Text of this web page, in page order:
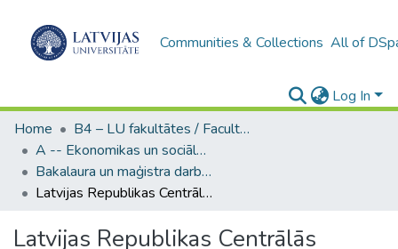
Communities & Collections All of
Log In
Home
B4 – LU fakultātes / Faculties of the UL
A -- Ekonomikas un sociālo zinātņu fakultāte / Faculty of Economics and Social Sciences
Bakalaura un maģistra darbi (ESZF) / Bachelor's and Master's theses
Latvijas Republikas Centrālās Statistikas pārvaldes organizatoriskā struktūra
Latvijas Republikas Centrālās